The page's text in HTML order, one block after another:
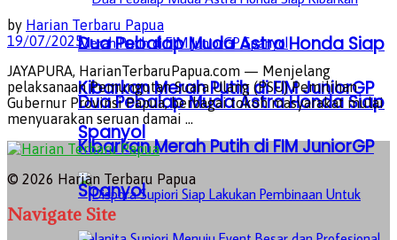
Dua Pebalap Muda Astra Honda Siap
Kibarkan Merah Putih di FIM JuniorGP
Spanyol
Dua Pebalap Muda Astra Honda Siap
Kibarkan Merah Putih di FIM JuniorGP
Spanyol
by Harian Terbaru Papua
19/07/2025
JAYAPURA, HarianTerbaruPapua.com — Menjelang
pelaksanaan Pemungutan Suara Ulang (PSU) Pemilihan
Gubernur Provinsi Papua, berbagai tokoh masyarakat mulai
menyuarakan seruan damai ...
© 2026 Harian Terbaru Papua
Navigate Site